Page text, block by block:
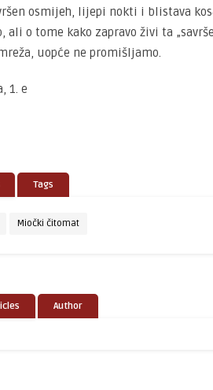
osmijeh, lijepi nokti i blistava
ali o tome kako zapravo živi ta
uopće ne promišljamo.
1. e
Tags
Miočki čitomat
Author